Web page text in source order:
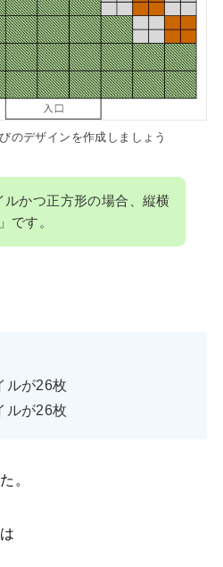
のデザインを作成しましょう
ルかつ正方形の場合、縦横
です。
ルが26枚
ルが26枚
。